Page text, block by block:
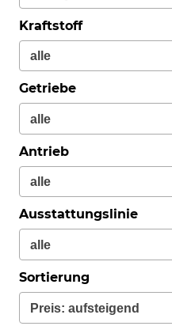
Kraftstoff
Getriebe
Antrieb
Ausstattungslinie
Sortierung